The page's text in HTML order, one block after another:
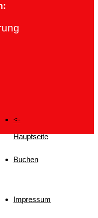
<-
Hauptseite
Buchen
Impressum